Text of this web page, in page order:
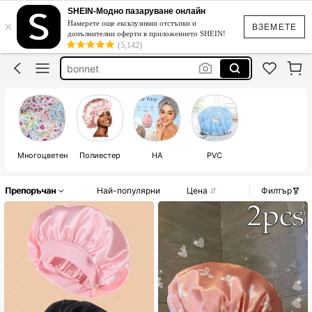
ВЗЕМЕТЕ
×
SHEIN-Модно пазаруване онлайн
Намерете още ексклузивни отстъпки и
допълнителни оферти в приложението SHEIN!
(5,142)
шапка за баня
шапки за баня
bonnet
bonet
шапка за баня
Многоцветен Полиестер НА PVC
Препоръчан Най-популярни Цена Филтър